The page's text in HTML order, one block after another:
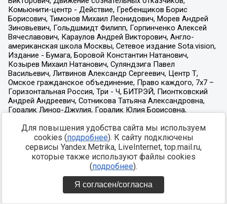
Для повышения удобства сайта мы используем
cookies (подробнее). К сайту подключены
сервисы Yandex.Metrika, LiveInternet, top.mail.ru,
которые также используют файлы cookies
(подробнее).
Я согласен/согласна